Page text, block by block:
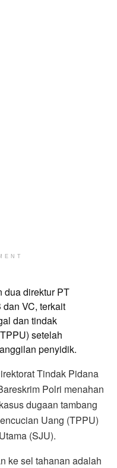
dua direktur PT
VC, terkait
dan tindak
setelah
penyidik.
Tindak Pidana
Polri menahan
dugaan tambang
Uang (TPPU)
(SJU).
ke sel tahanan adalah